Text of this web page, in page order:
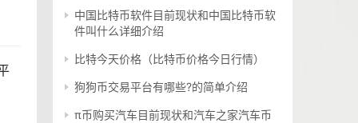
中国比特币软件目前现状和中国比特币软
件叫什么详细介绍
比特今天价格（比特币价格今日行情）
狗狗币交易平台有哪些?的简单介绍
π币购买汽车目前现状和汽车之家汽车币